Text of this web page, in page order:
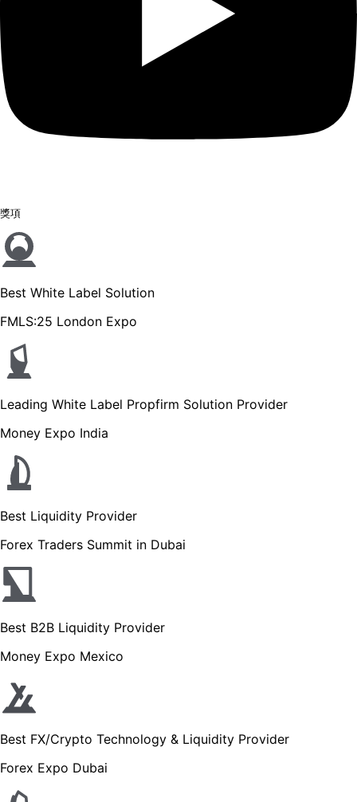
獎項
Best White Label Solution
FMLS:25 London Expo
Leading White Label Propfirm Solution Provider
Money Expo India
Best Liquidity Provider
Forex Traders Summit in Dubai
Best B2B Liquidity Provider
Money Expo Mexico
Best FX/Crypto Technology & Liquidity Provider
Forex Expo Dubai